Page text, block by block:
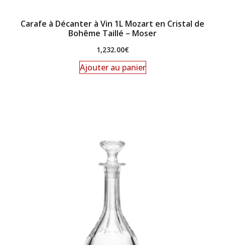
Carafe à Décanter à Vin 1L Mozart en Cristal de
Bohême Taillé – Moser
1,232.00€
Ajouter au panier